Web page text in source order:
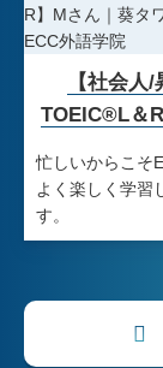
【社会人/
TOEIC®L＆
忙しいからこそ
よく楽しく学習
す。